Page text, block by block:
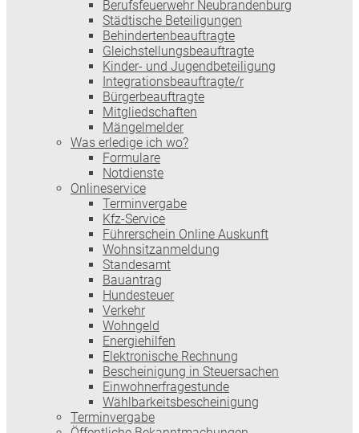
Berufsfeuerwehr Neubrandenburg
Städtische Beteiligungen
Behindertenbeauftragte
Gleichstellungsbeauftragte
Kinder- und Jugendbeteiligung
Integrationsbeauftragte/r
Bürgerbeauftragte
Mitgliedschaften
Mängelmelder
Was erledige ich wo?
Formulare
Notdienste
Onlineservice
Terminvergabe
Kfz-Service
Führerschein Online Auskunft
Wohnsitzanmeldung
Standesamt
Bauantrag
Hundesteuer
Verkehr
Wohngeld
Energiehilfen
Elektronische Rechnung
Bescheinigung in Steuersachen
Einwohnerfragestunde
Wählbarkeitsbescheinigung
Terminvergabe